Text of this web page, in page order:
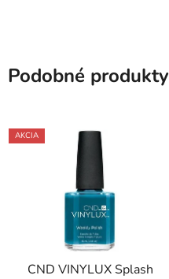
Podobné produkty
AKCIA
CND VINYLUX Splash